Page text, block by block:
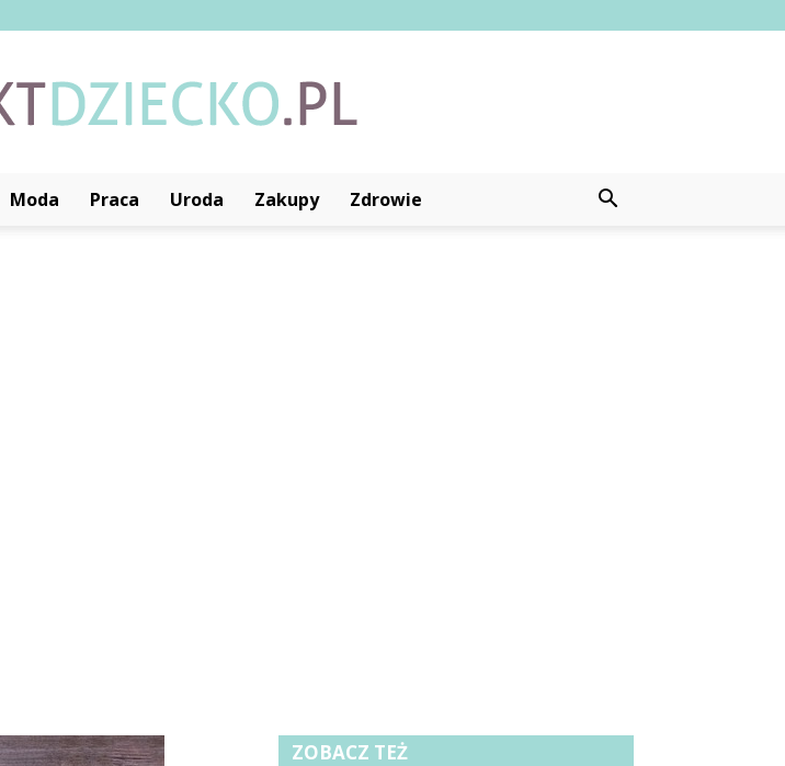
Moda Praca Uroda Zakupy Zdrowie
ZOBACZ TEŻ